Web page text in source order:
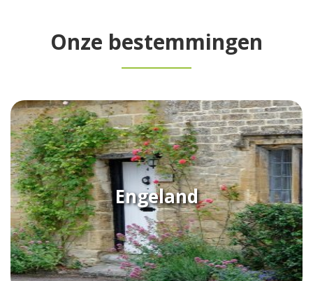
Onze bestemmingen
Engeland